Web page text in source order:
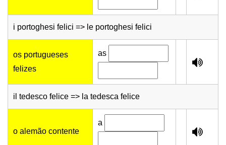
i portoghesi felici => le portoghesi felici
os portugueses
felizes
as
il tedesco felice => la tedesca felice
o alemão contente
a